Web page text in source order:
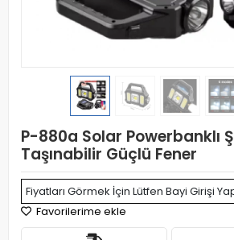
P-880a Solar Powerbanklı
Taşınabilir Güçlü Fener
Fiyatları Görmek İçin Lütfen Bayi Girişi
Favorilerime ekle